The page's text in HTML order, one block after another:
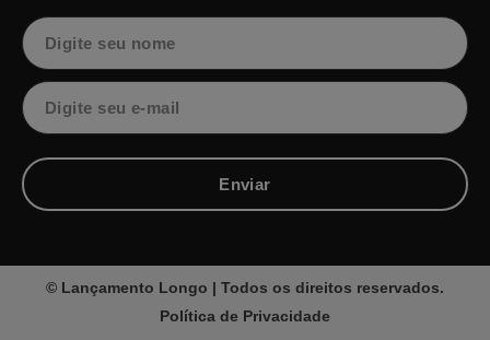
Nome
Email
Enviar
© Lançamento Longo | Todos os direitos reservados.
Política de Privacidade